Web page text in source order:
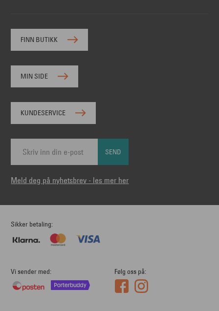
FINN BUTIKK
MIN SIDE
KUNDESERVICE
SEND
Meld deg på nyhetsbrev - les mer her
Sikker betaling
Vi sender med Følg oss på